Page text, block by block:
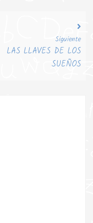
Siguiente
LAS LLAVES DE LOS
SUEÑOS